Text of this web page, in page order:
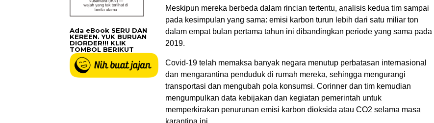
Meskipun mereka berbeda dalam rincian tertentu, analisis kedua tim sampai
pada kesimpulan yang sama: emisi karbon turun lebih dari satu miliar ton
dalam empat bulan pertama tahun ini dibandingkan periode yang sama pada
2019.
Covid-19 telah memaksa banyak negara menutup perbatasan internasional
dan mengarantina penduduk di rumah mereka, sehingga mengurangi
transportasi dan mengubah pola konsumsi. Corinner dan tim kemudian
mengumpulkan data kebijakan dan kegiatan pemerintah untuk
memperkirakan penurunan emisi karbon dioksida atau CO2 selama masa
karantina ini.
Ada eBook SERU DAN
KEREEN. YUK BURUAN
DIORDER!!! KLIK
TOMBOL BERIKUT